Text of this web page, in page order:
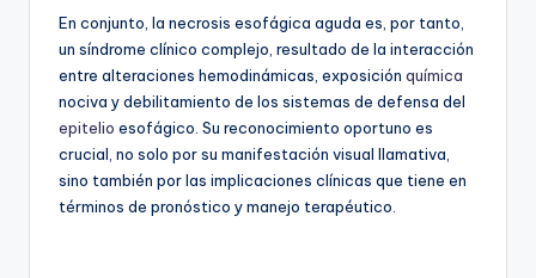
En conjunto, la necrosis esofágica aguda es, por tanto,
un síndrome clínico complejo, resultado de la interacción
entre alteraciones hemodinámicas, exposición química
nociva y debilitamiento de los sistemas de defensa del
epitelio esofágico. Su reconocimiento oportuno es
crucial, no solo por su manifestación visual llamativa,
sino también por las implicaciones clínicas que tiene en
términos de pronóstico y manejo terapéutico.